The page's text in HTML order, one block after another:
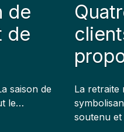
de
de
saison de
le…
La retraite
soutenu